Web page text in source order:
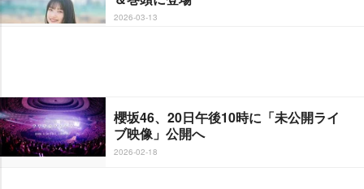
2026-03-13
櫻坂46、20日午後10時に「未公開ライ
ブ映像」公開へ
2026-02-18